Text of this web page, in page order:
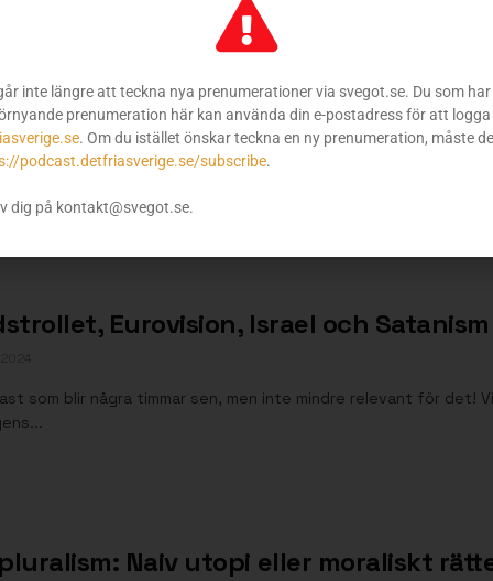
Rojas attack på svenskheten
2024
folket...
Eurovision, Israel och Satanism
som blir några timmar sen, men inte mindre relevant för det!
Naiv utopi eller moraliskt
inte längre att teckna nya prenumerationer via svegot.se. Du som har
prenumeration här kan använda din e-postadress för att logga
. Om du istället önskar teckna en ny prenumeration, måste
podcast.detfriasverige.se/subscribe.
dig på kontakt@svegot.se.